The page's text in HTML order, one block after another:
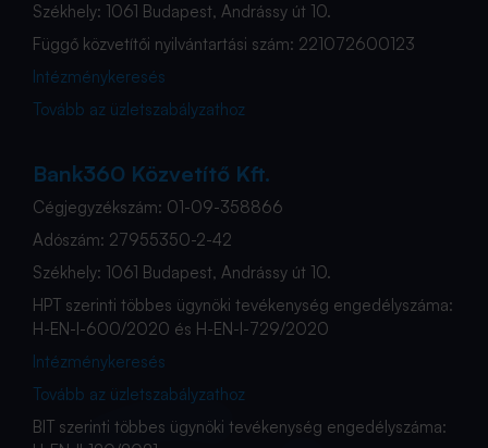
Székhely: 1061 Budapest, Andrássy út 10.
Függő közvetítői nyilvántartási szám: 221072600123
Intézménykeresés
Tovább az üzletszabályzathoz
Bank360 Közvetítő Kft.
Cégjegyzékszám: 01-09-358866
Adószám: 27955350-2-42
Székhely: 1061 Budapest, Andrássy út 10.
HPT szerinti többes ügynöki tevékenység engedélyszáma:
H-EN-I-600/2020 és H-EN-I-729/2020
Intézménykeresés
Tovább az üzletszabályzathoz
BIT szerinti többes ügynöki tevékenység engedélyszáma: